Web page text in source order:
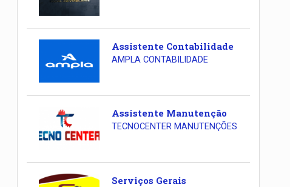
Assistente Contabilidade
AMPLA CONTABILIDADE
Assistente Manutenção
TECNOCENTER MANUTENÇÕES
Serviços Gerais